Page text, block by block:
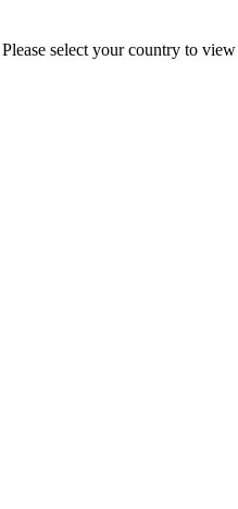
select your country to